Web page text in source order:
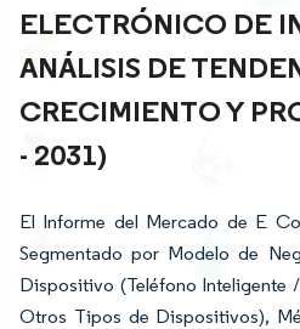
ELECTRÓNICO DE
ANÁLISIS DE
CRECIMIENTO Y
- 2031)
El Informe del Mercado de E
Segmentado por Modelo de
Dispositivo (Teléfono Inteligente
Otros Tipos de Dispositivos),